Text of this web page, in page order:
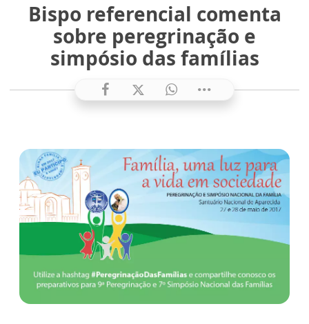
Bispo referencial comenta
sobre peregrinação e
simpósio das famílias